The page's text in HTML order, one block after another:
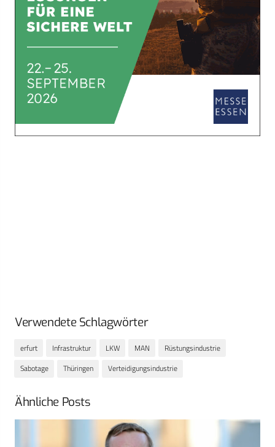
Verwendete Schlagwörter
erfurt Infrastruktur LKW MAN
Rüstungsindustrie
Sabotage
Thüringen Verteidigungsindustrie
Ähnliche Posts